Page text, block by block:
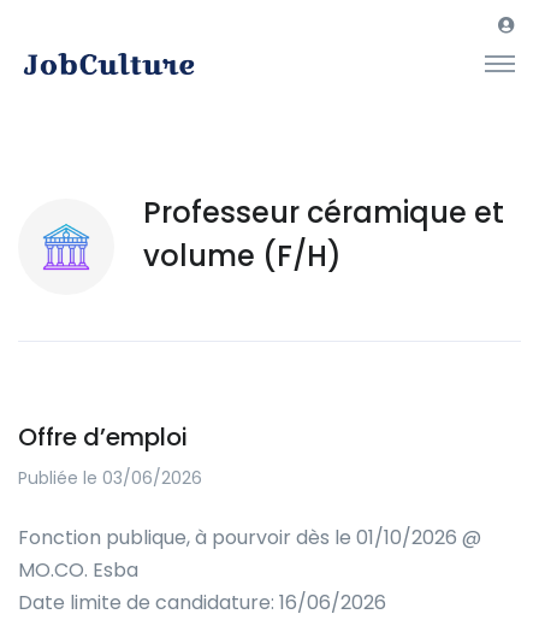
Professeur céramique et
volume (F/H)
Offre d’emploi
Publiée le 03/06/2026
Fonction publique, à pourvoir dès le 01/10/2026 @
MO.CO. Esba
Date limite de candidature: 16/06/2026